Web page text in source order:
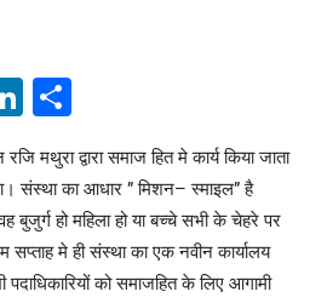
LinkedIn
मथुरा द्वारा समाज हित मे कार्य किया जाता
संस्था का आधार ” मिशन– स्माइल” है
बुजुर्ग हो महिला हो या बच्चे सभी के चेहरे पर
मे ही संस्था का एक नवीन कार्यालय
को समाजहित के लिए आगामी